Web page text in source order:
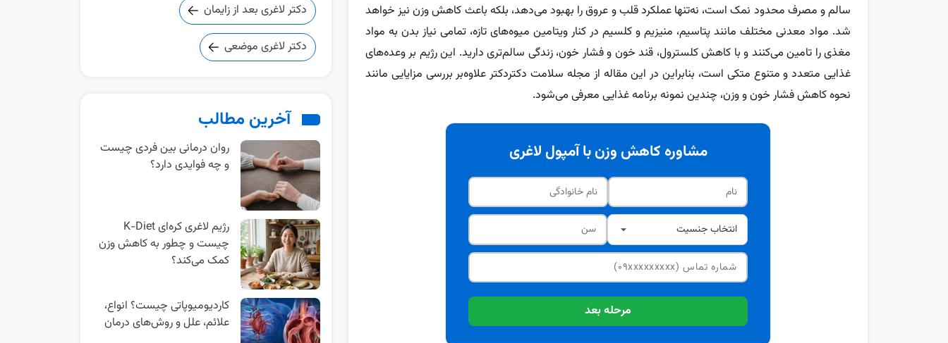
سالم و مصرف محدود نمک است، نه‌تنها عملکرد قلب و عروق را بهبود می‌دهد، بلکه باعث کاهش وزن نیز خواهد
شد. مواد معدنی مختلف مانند پتاسیم، منیزیم و کلسیم در کنار ویتامین‌ میوه‌های تازه، تمامی نیاز بدن به مواد
مغذی را تامین می‌کنند و با کاهش کلسترول، قند خون و فشار خون، زندگی سالم‌تری دارید. این رژیم بر وعده‌های
غذایی متعدد و متنوع متکی است، بنابراین در این مقاله از مجله سلامت دکتردکتر علاوه‌بر بررسی مزایایی مانند
نحوه کاهش فشار خون و وزن، چندین نمونه برنامه غذایی معرفی می‌شود.
مشاوره کاهش وزن با آمپول لاغری
مرحله بعد
دکتر لاغری بعد از زایمان
دکتر لاغری موضعی
آخرین مطالب
روان‌ درمانی بین‌ فردی چیست
و چه فوایدی دارد؟
رژیم لاغری کره‌ای K-Diet
چیست و چطور به کاهش وزن
کمک می‌کند؟
کاردیومیوپاتی چیست؟ انواع،
علائم، علل و روش‌های درمان